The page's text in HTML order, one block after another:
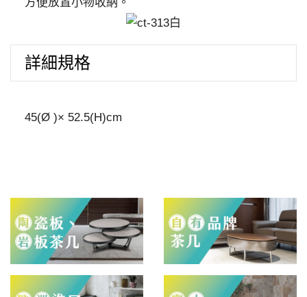
詳細規格
45(Ø )× 52.5(H)cm